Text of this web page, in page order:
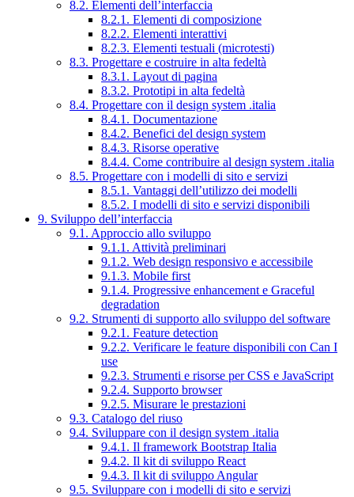
8.2. Elementi dell’interfaccia
8.2.1. Elementi di composizione
8.2.2. Elementi interattivi
8.2.3. Elementi testuali (microtesti)
8.3. Progettare e costruire in alta fedeltà
8.3.1. Layout di pagina
8.3.2. Prototipi in alta fedeltà
8.4. Progettare con il design system .italia
8.4.1. Documentazione
8.4.2. Benefici del design system
8.4.3. Risorse operative
8.4.4. Come contribuire al design system .italia
8.5. Progettare con i modelli di sito e servizi
8.5.1. Vantaggi dell’utilizzo dei modelli
8.5.2. I modelli di sito e servizi disponibili
9. Sviluppo dell’interfaccia
9.1. Approccio allo sviluppo
9.1.1. Attività preliminari
9.1.2. Web design responsivo e accessibile
9.1.3. Mobile first
9.1.4. Progressive enhancement e Graceful
degradation
9.2. Strumenti di supporto allo sviluppo del software
9.2.1. Feature detection
9.2.2. Verificare le feature disponibili con Can I
use
9.2.3. Strumenti e risorse per CSS e JavaScript
9.2.4. Supporto browser
9.2.5. Misurare le prestazioni
9.3. Catalogo del riuso
9.4. Sviluppare con il design system .italia
9.4.1. Il framework Bootstrap Italia
9.4.2. Il kit di sviluppo React
9.4.3. Il kit di sviluppo Angular
9.5. Sviluppare con i modelli di sito e servizi